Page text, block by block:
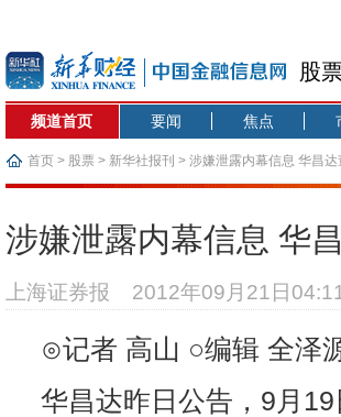
股
频道首页 要闻 焦点
首页 > 股票 > 新华社报刊 > 涉嫌泄露内幕信息 华昌
涉嫌泄露内幕信息 华
上海证券报 2012年09月21日
⊙记者 高山 ○编辑 全泽
华昌达昨日公告，9月19